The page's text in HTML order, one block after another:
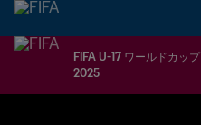
FIFA U-17 ワールドカップ
2025